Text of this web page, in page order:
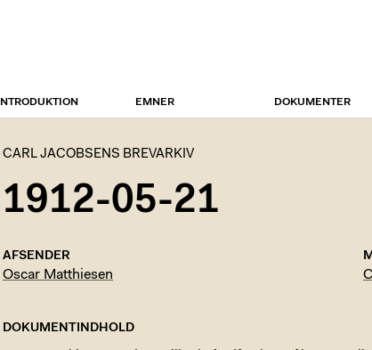
INTRODUKTION EMNER DOKUMENTER
CARL JACOBSENS BREVARKIV
1912-05-21
AFSENDER
Oscar Matthiesen
DOKUMENTINDHOLD